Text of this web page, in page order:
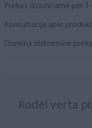
Prekes išsiunčiame per
Konsultacija apie
Domina didmeninė
Kodėl verta